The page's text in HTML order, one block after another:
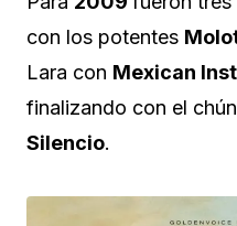
con los potentes
Lara con Mexican
finalizando con el
Silencio.